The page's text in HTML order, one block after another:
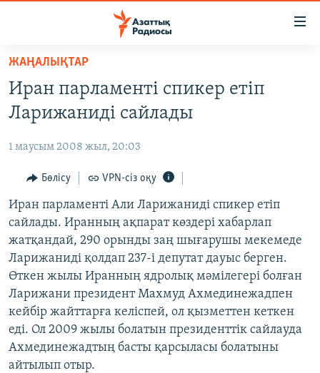
Skip
main
content
to
Navigation
Skip
to
Search
САЯСАТ
AZATTYQTV
ҚАҢТАР ОҚИҒАСЫ
АДАМ ҚҰҚЫҚТАРЫ
ӘЛЕУМЕТ
ӘЛЕМ
АРНАЙЫ ЖОБАЛАР
Русский
ЖАЗЫЛЫҢЫЗ
ЖАҢАЛЫҚТАР
Иран парламенті спикер етіп
Ларижаниді сайлады
1 маусым 2008 жыл, 20:03
Бөлісу VPN-сіз оқу
Иран парламенті Али Ларижаниді спикер етіп
сайлады. Иранның ақпарат көздері хабарлап
жатқандай, 290 орынды заң шығарушы мекемеде
Ларижаниді қолдап 237-і депутат дауыс берген.
Өткен жылы Иранның ядролық мәмілегері болған
Ларижани президент Махмуд Ахмединежадпен
кейбір жайттарға келіспей, ол қызметтен кеткен
еді. Ол 2009 жылы болатын президенттік сайлауда
Ахмединежадтың басты қарсыласы болатыны
айтылып отыр.